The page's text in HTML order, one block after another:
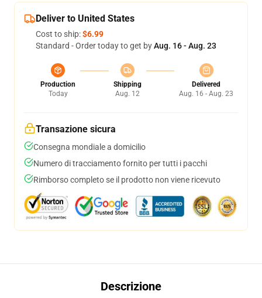
Deliver to United States
Cost to ship:$6.99
Standard - Order today to get byAug. 16 - Aug. 23
Production
Today
Shipping
Aug. 12
Delivered
Aug. 16 - Aug. 23
Transazione sicura
Consegna mondiale a domicilio
Numero di tracciamento fornito per tutti i pacchi
Rimborso completo se il prodotto non viene ricevuto
Descrizione